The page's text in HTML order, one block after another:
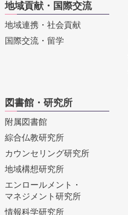
地域貢献・国際交流
地域連携・社会貢献
国際交流・留学
図書館・研究所
附属図書館
綜合仏教研究所
カウンセリング研究所
地域構想研究所
エンロールメント・
マネジメント研究所
情報科学研究所